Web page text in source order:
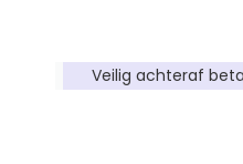
Veilig achteraf